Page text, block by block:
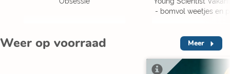
- bomvol weetjes en
Weer op voorraad Meer